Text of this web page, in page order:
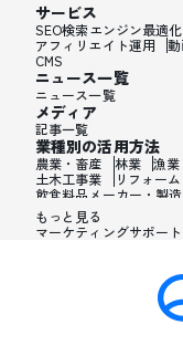
サービス
SEO検索エンジン最適化
アフィリエイト運用
CMS
ニュース一覧
ニュース一覧
メディア
記事一覧
業種別の活用方法
農業・畜産 林業 漁業
土木工事業
リフォーム
飲食料品メーカー・製
飼料・ペットフードメー
木材・建材メーカー・製
家具・オフィス用品メー
印刷・製本・印刷加工
医薬品メーカー・製造業
香水メーカー・製造業
ワックス・整髪料・薄
歯磨き粉・日焼け止め
石油・ゴム・プラスチ
もっと見る
マーケティングサポート